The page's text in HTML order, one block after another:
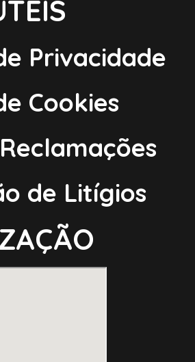
Privacidade
Cookies
de Litígios